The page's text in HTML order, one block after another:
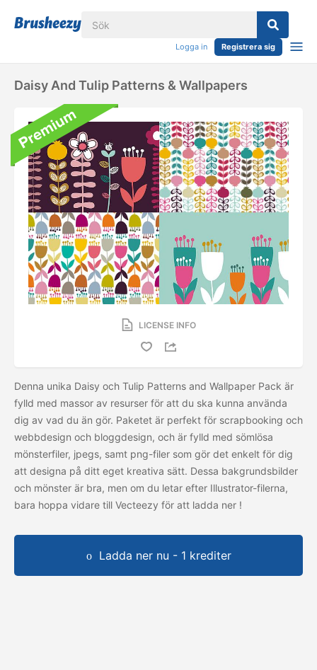
Logga in Registrera sig
Daisy And Tulip Patterns & Wallpapers
LICENSE INFO
Denna unika Daisy och Tulip Patterns and Wallpaper Pack är
fylld med massor av resurser för att du ska kunna använda
dig av vad du än gör. Paketet är perfekt för scrapbooking och
webbdesign och bloggdesign, och är fylld med sömlösa
mönsterfiler, jpegs, samt png-filer som gör det enkelt för dig
att designa på ditt eget kreativa sätt. Dessa bakgrundsbilder
och mönster är bra, men om du letar efter Illustrator-filerna,
bara hoppa vidare till Vecteezy för att ladda ner !
Ladda ner nu - 1 krediter